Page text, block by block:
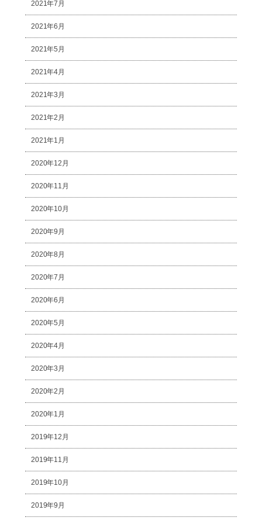
2021年7月
2021年6月
2021年5月
2021年4月
2021年3月
2021年2月
2021年1月
2020年12月
2020年11月
2020年10月
2020年9月
2020年8月
2020年7月
2020年6月
2020年5月
2020年4月
2020年3月
2020年2月
2020年1月
2019年12月
2019年11月
2019年10月
2019年9月